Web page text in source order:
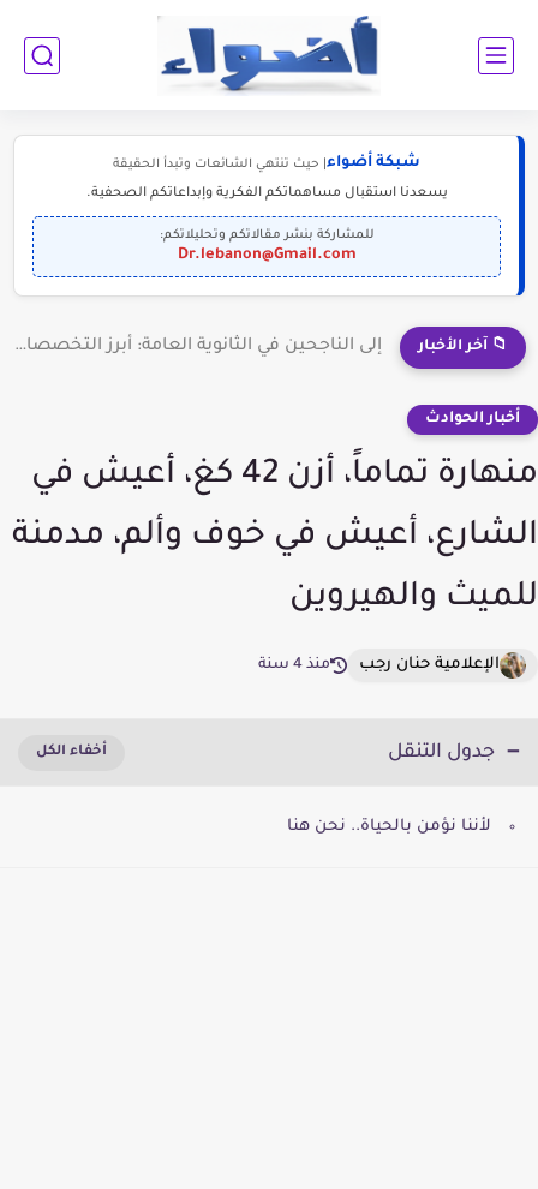
شبكة أضواء | حيث تنتهي الشائعات وتبدأ الحقيقة
يسعدنا استقبال مساهماتكم الفكرية وإبداعاتكم الصحفية.
للمشاركة بنشر مقالاتكم وتحليلاتكم:
Dr.lebanon@Gmail.com
📁 آخر الأخبار إلى الناجحين في الثانوية العامة: أبرز التخصصات المطلوبة للمستقبل (2030-2050)
أخبار الحوادث
منهارة تماماً، أزن 42 كغ، أعيش في
الشارع، أعيش في خوف وألم، مدمنة
للميث والهيروين
الإعلامية حنان رجب منذ 4 سنة
جدول التنقل
لأننا نؤمن بالحياة.. نحن هنا